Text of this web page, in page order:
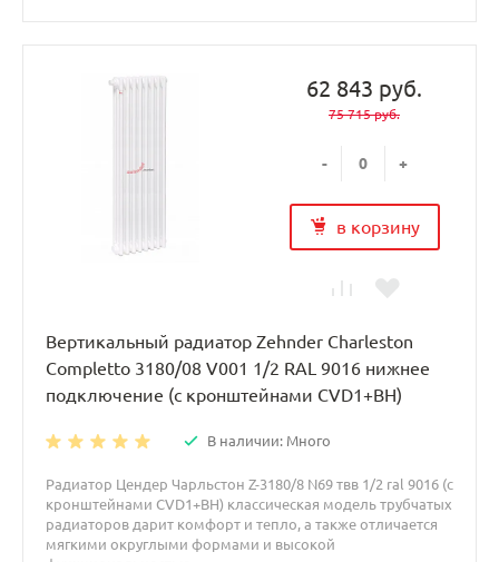
62 843 руб.
75 715 руб.
- +
в корзину
Вертикальный радиатор Zehnder Charleston
Completto 3180/08 V001 1/2 RAL 9016 нижнее
подключение (с кронштейнами CVD1+BH)
В наличии: Много
Радиатор Цендер Чарльстон Z-3180/8 N69 твв 1/2 ral 9016 (с
кронштейнами CVD1+BH) классическая модель трубчатых
радиаторов дарит комфорт и тепло, а также отличается
мягкими округлыми формами и высокой